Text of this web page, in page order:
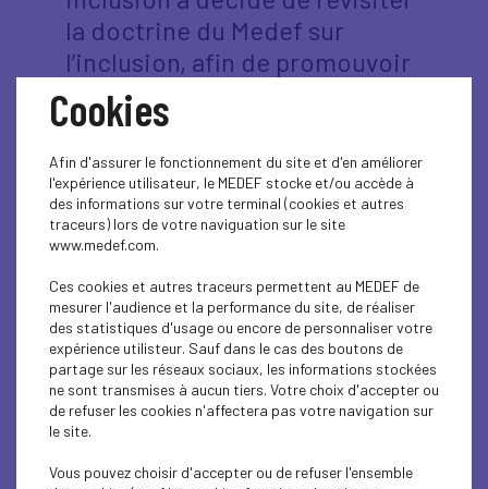
la doctrine du Medef sur
l’inclusion, afin de promouvoir
une approche durable de
l’inclusion, partie intégrante
des questions de performance
économique et d’emploi. La
Commission vise une
traduction concrète de la
raison d’être du Medef « agir
ensemble pour une croissance
responsable », en appelant à
une inclusion stratégique, non
pas militante ou ponctuelle,
mais systémique, contribuant à
la cohésion sociale.
Cookies
Afin d'assurer le fonctionnement du site et d'en améliorer
l'expérience utilisateur, le MEDEF stocke et/ou accède à
des informations sur votre terminal (cookies et autres
traceurs) lors de votre naviguation sur le site
www.medef.com.
Ces cookies et autres traceurs permettent au MEDEF de
mesurer l'audience et la performance du site, de réaliser
des statistiques d'usage ou encore de personnaliser votre
expérience utilisteur. Sauf dans le cas des boutons de
partage sur les réseaux sociaux, les informations stockées
ne sont transmises à aucun tiers. Votre choix d'accepter ou
de refuser les cookies n'affectera pas votre navigation sur
le site.
Vous pouvez choisir d'accepter ou de refuser l'ensemble